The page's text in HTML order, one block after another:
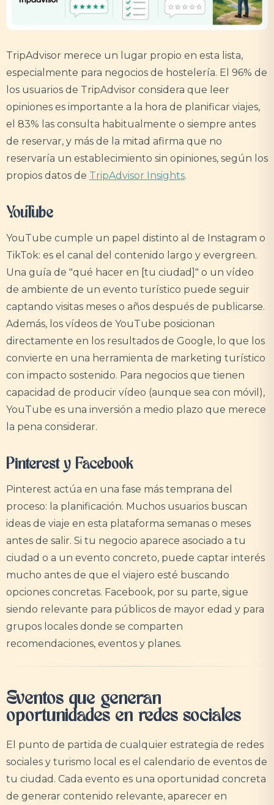
TripAdvisor merece un lugar propio en esta lista,
especialmente para negocios de hostelería. El 96% de
los usuarios de TripAdvisor considera que leer
opiniones es importante a la hora de planificar viajes,
el 83% las consulta habitualmente o siempre antes
de reservar, y más de la mitad afirma que no
reservaría un establecimiento sin opiniones, según los
propios datos de TripAdvisor Insights.
YouTube
YouTube cumple un papel distinto al de Instagram o
TikTok: es el canal del contenido largo y evergreen.
Una guía de "qué hacer en [tu ciudad]" o un vídeo
de ambiente de un evento turístico puede seguir
captando visitas meses o años después de publicarse.
Además, los vídeos de YouTube posicionan
directamente en los resultados de Google, lo que los
convierte en una herramienta de marketing turístico
con impacto sostenido. Para negocios que tienen
capacidad de producir vídeo (aunque sea con móvil),
YouTube es una inversión a medio plazo que merece
la pena considerar.
Pinterest y Facebook
Pinterest actúa en una fase más temprana del
proceso: la planificación. Muchos usuarios buscan
ideas de viaje en esta plataforma semanas o meses
antes de salir. Si tu negocio aparece asociado a tu
ciudad o a un evento concreto, puede captar interés
mucho antes de que el viajero esté buscando
opciones concretas. Facebook, por su parte, sigue
siendo relevante para públicos de mayor edad y para
grupos locales donde se comparten
recomendaciones, eventos y planes.
Eventos que generan
oportunidades en redes sociales
El punto de partida de cualquier estrategia de redes
sociales y turismo local es el calendario de eventos de
tu ciudad. Cada evento es una oportunidad concreta
de generar contenido relevante, aparecer en